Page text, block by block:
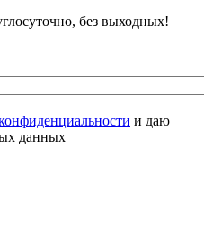
без выходных!
и даю
данных